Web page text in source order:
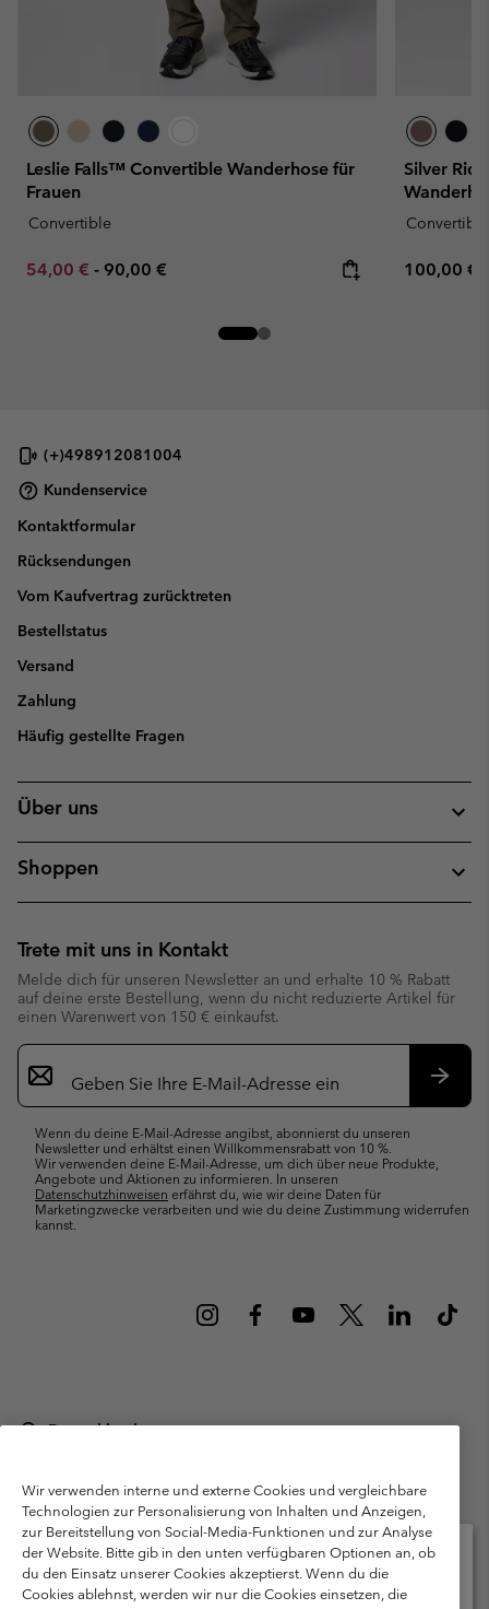
Leslie Falls™ Convertible Wanderhose für
Frauen
Convertible
Minimum sale price:
54,00 € - Maximum price:
90,00 €
Silver
Convertible
Regular
100,00 €
(+)498912081004
Kundenservice
Kontaktformular
Rücksendungen
Vom Kaufvertrag zurücktreten
Bestellstatus
Versand
Zahlung
Häufig gestellte Fragen
Über uns
Shoppen
Trete mit uns in Kontakt
Melde dich für unseren Newsletter an und erhalte 10 % Rabatt
auf deine erste Bestellung, wenn du nicht reduzierte Artikel für
einen Warenwert von 150 € einkaufst.
Newsletter-
Anmeldung
Wenn du deine E-Mail-Adresse angibst, abonnierst du unseren
Newsletter und erhältst einen Willkommensrabatt von 10 %.
Wir verwenden deine E-Mail-Adresse, um dich über neue Produkte,
Angebote und Aktionen zu informieren. In unseren
Datenschutzhinweisen erfährst du, wie wir deine Daten für
Marketingzwecke verarbeiten und wie du deine Zustimmung widerrufen
kannst.
Deutschland
München Deutschland. Alle Rechte vorbehalten.
Nutzungsbedingungen
Allgemeine Verkaufsbedingungen
Garantie
Datenschutzerklärung
Bestimmungen und Bedingungen des Mitglieder Programms
Wir verwenden interne und externe Cookies und vergleichbare
Technologien zur Personalisierung von Inhalten und Anzeigen,
zur Bereitstellung von Social-Media-Funktionen und zur Analyse
der Website. Bitte gib in den unten verfügbaren Optionen an, ob
du den Einsatz unserer Cookies akzeptierst. Wenn du die
Cookies ablehnst, werden wir nur die Cookies einsetzen, die
Bitte wählen Sie Ihr Lieferland und Ihre Sprache